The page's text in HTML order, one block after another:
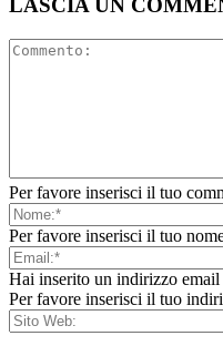
LASCIA UN
Per favore inserisci il tuo
Per favore inserisci il tuo
Hai inserito un indirizzo email
Per favore inserisci il tuo